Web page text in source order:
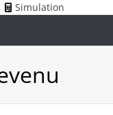
Simulation